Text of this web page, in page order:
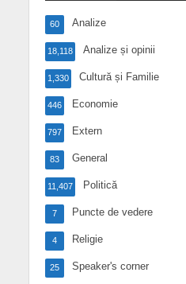
Analize
60
Analize și opinii
18,118
Cultură și Familie
1,330
Economie
446
Extern
797
General
83
Politică
11,407
Puncte de vedere
7
Religie
4
Speaker's corner
25